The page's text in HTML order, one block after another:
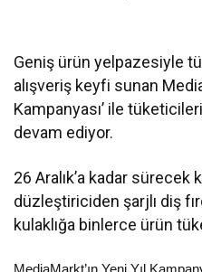
Geniş ürün yelpazesiyle
alışveriş keyfi sunan
Kampanyası’ ile
devam ediyor.
26 Aralık’a kadar
düzleştiriciden şarjlı diş
kulaklığa binlerce ürün
MediaMarkt’ın Yeni Yıl